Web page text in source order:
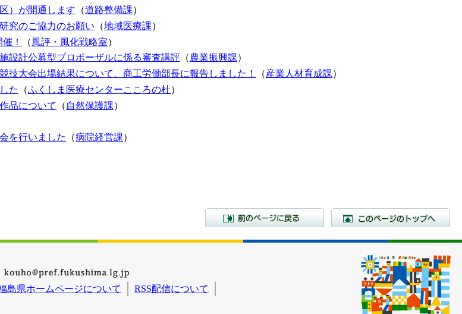
）が開通します （道路整備課）
究のご協力のお願い （地域医療課）
！ （ 風評・風化戦略室）
設計公募型プロポーザルに係る審査講評 （農業振興課）
技大会出場結果について、商工労働部長に報告しました！ （産業人材育成課）
た （ふくしま医療センターこころの杜）
品について （ 自然保護課）
を行いました （病院経営課）
前のページに戻る
島県ホームページについて
RSS配信について